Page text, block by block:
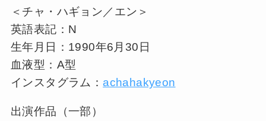
＜チャ・ハギョン／エン＞
英語表記：N
生年月日：1990年6月30日
血液型：A型
インスタグラム：achahakyeon
出演作品（一部）